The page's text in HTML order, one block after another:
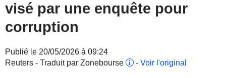
visé par une enquête pour
corruption
Publié le 20/05/2026 à 09:24
Reuters - Traduit par Zonebourse
- Voir l'original